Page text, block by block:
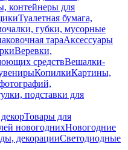
контейнеры для
Туалетная бумага,
губки, мусорные
тараАксессуары
Веревки,
средствВешалки-
КопилкиКартины,
подставки для
Товары для
новогоднихНовогодние
декорацииСветодиодные